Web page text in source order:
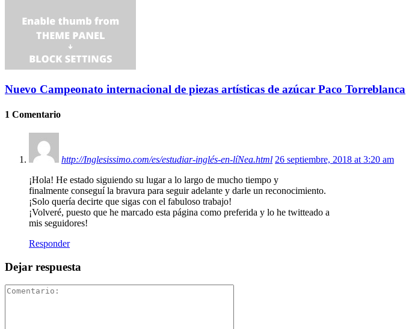
Nuevo Campeonato internacional de piezas artísticas de azúcar Paco Torreblanca
1 Comentario
http://Inglesissimo.com/es/estudiar-inglés-en-líNea.html 26 septiembre, 2018 at 3:20 am
¡Hola! He estado siguiendo su lugar a lo largo de mucho tiempo y
finalmente conseguí la bravura para seguir adelante y darle un reconocimiento.
¡Solo quería decirte que sigas con el fabuloso trabajo!
¡Volveré, puesto que he marcado esta página como preferida y lo he twitteado a
mis seguidores!
Responder
Dejar respuesta